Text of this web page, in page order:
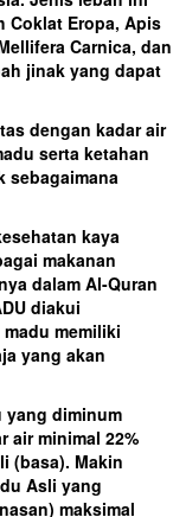
Coklat Eropa, Apis
Carnica, dan
jinak yang dapat
dengan kadar air
serta ketahan
sebagaimana
kaya
makanan
dalam Al-Quran
diakui
memiliki
yang akan
yang diminum
air minimal 22%
(basa). Makin
Asli yang
maksimal